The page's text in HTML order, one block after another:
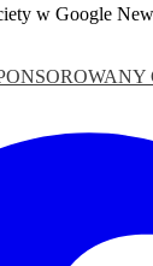
w Google